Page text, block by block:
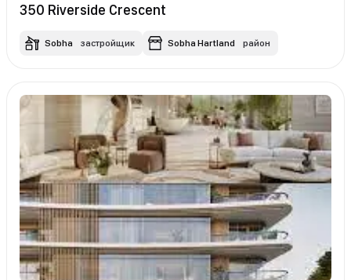
350 Riverside Crescent
Sobha застройщик Sobha Hartland район